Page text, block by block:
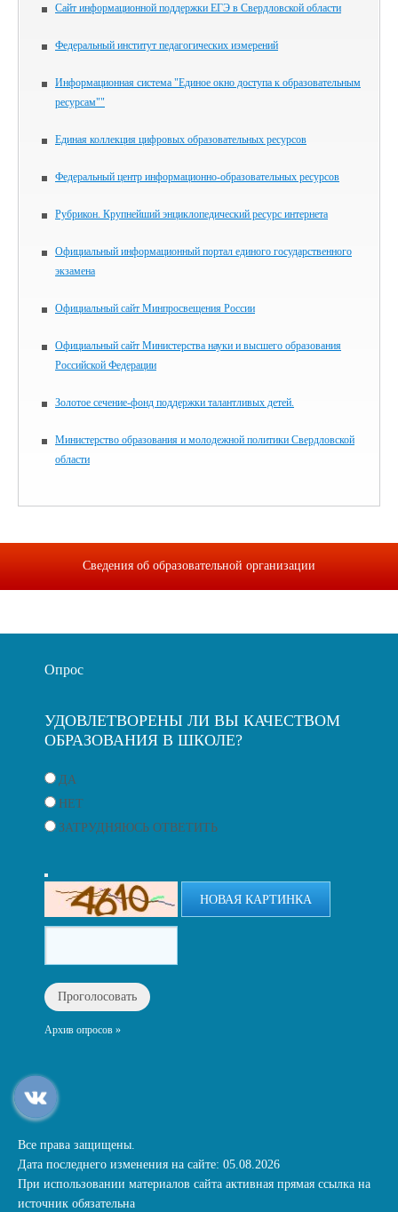
Сайт информационной поддержки ЕГЭ в Свердловской области
Федеральный институт педагогических измерений
Информационная система "Единое окно доступа к образовательным
ресурсам""
Единая коллекция цифровых образовательных ресурсов
Федеральный центр информационно-образовательных ресурсов
Рубрикон. Крупнейший энциклопедический ресурс интернета
Официальный информационный портал единого государственного
экзамена
Официальный сайт Минпросвещения России
Официальный сайт Министерства науки и высшего образования
Российской Федерации
Золотое сечение-фонд поддержки талантливых детей.
Министерство образования и молодежной политики Свердловской
области
Сведения об образовательной организации
Опрос
УДОВЛЕТВОРЕНЫ ЛИ ВЫ КАЧЕСТВОМ
ОБРАЗОВАНИЯ В ШКОЛЕ?
ДА
НЕТ
ЗАТРУДНЯЮСЬ ОТВЕТИТЬ
НОВАЯ КАРТИНКА
Архив опросов »
Все права защищены.
Дата последнего изменения на сайте: 05.08.2026
При использовании материалов сайта активная прямая ссылка на
источник обязательна